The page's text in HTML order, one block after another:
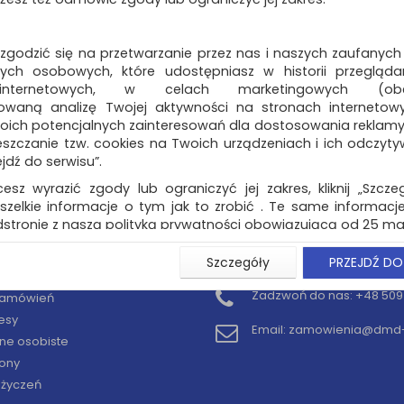
osobiste
KONTAKT
Zadzwoń do nas:+48 509
Email:
się na przetwarzanie przez nas i naszych
osobowych, które udostępniasz w historii
w celach marketingowych
analizę Twojej aktywności na stronach
potencjalnych zainteresowań dla dostosowania
tzw. cookies na Twoich urządzeniach i ich
do serwisu”.
wyrazić zgody lub ograniczyć jej zakres, kliknij
informacje o tym jak to zrobić . Te same
z naszą polityką prywatności obowiązującą od 25
użytkowników zalogowanych, aby umożliwić
i związane z tym prawidłowe działanie naszej
np. wysłanie potwierdzenia zamówienia na
Państwu prawidłowych informacji o promocjach
ważna jest Państwa wcześniejsza zgoda której
zgoda jest dobrowolna i można ją w dowolnym
(rozwiń)
Szczegóły PRZEJDŹ